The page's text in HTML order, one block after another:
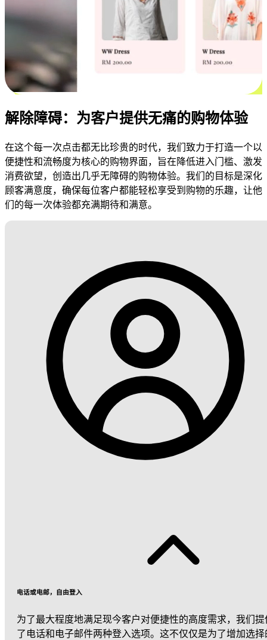
解除障碍：为客户提供无痛的购物体验
在这个每一次点击都无比珍贵的时代，我们致力于打造一个以
便捷性和流畅度为核心的购物界面，旨在降低进入门槛、激发
消费欲望，创造出几乎无障碍的购物体验。我们的目标是深化
顾客满意度，确保每位客户都能轻松享受到购物的乐趣，让他
们的每一次体验都充满期待和满意。
电话或电邮，自由登入
为了最大程度地满足现今客户对便捷性的高度需求，我们提
了电话和电子邮件两种登入选项。这不仅仅是为了增加选择